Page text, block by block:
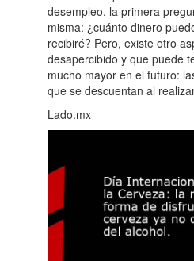
desempleo, la primera
misma: ¿cuánto dinero
recibiré? Pero, existe otro
desapercibido y que puede
mucho mayor en el futuro:
que se descuentan al
Lado.mx